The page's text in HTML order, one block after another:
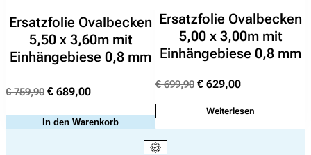
Ersatzfolie Ovalbecken
5,50 x 3,60m mit
Einhängebiese 0,8 mm
€759,90 Ursprünglicher
war:
€ 689,00Aktueller
ist:
In den Warenkorb
Ersatzfolie Ovalbecken
5,00 x 3,00m mit
Einhängebiese 0,8 mm
€699,90 Ursprünglicher
war:
€ 699,90
€ 629,00Aktueller
ist:
€ 629,00.
Weiterlesen